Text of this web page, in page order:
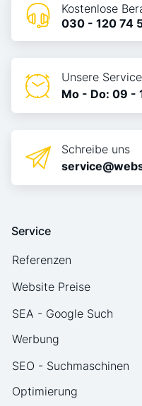
Kostenlose
030 - 120 74
Unsere
Mo - Do: 09 -
Schreibe uns
Service
Referenzen
Website Preise
SEA - Google Such
Werbung
SEO - Suchmaschinen
Optimierung